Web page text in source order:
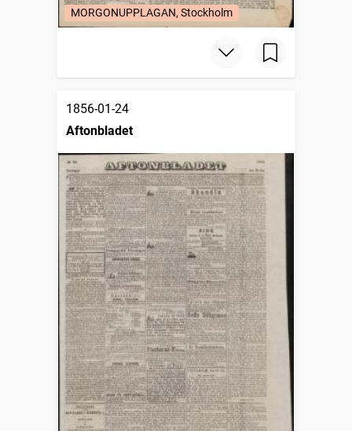
MORGONUPPLAGAN, Stockholm
1856-01-24
Aftonbladet